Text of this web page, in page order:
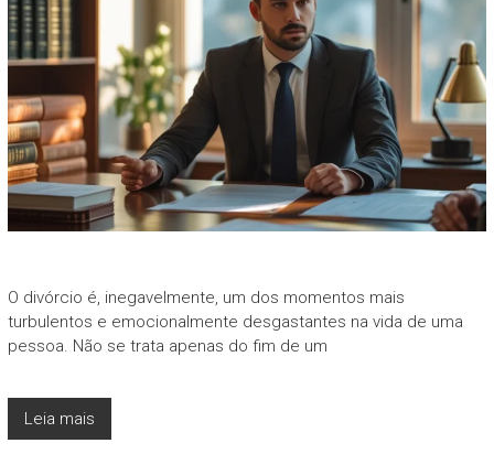
O divórcio é, inegavelmente, um dos momentos mais
turbulentos e emocionalmente desgastantes na vida de uma
pessoa. Não se trata apenas do fim de um
Leia mais